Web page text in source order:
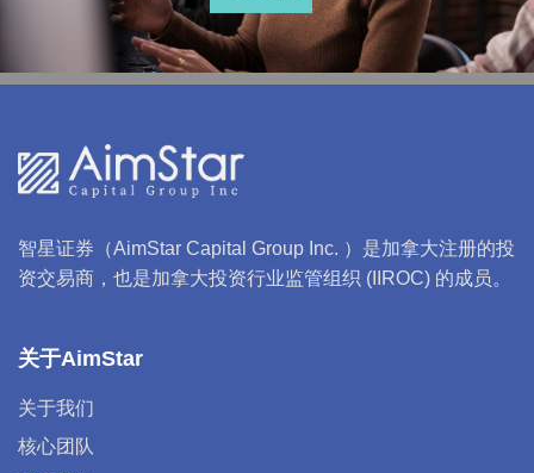
智星证券（AimStar Capital Group Inc. ）是加拿大注册的投
资交易商，也是加拿大投资行业监管组织 (IIROC) 的成员。
关于AimStar
关于我们
核心团队